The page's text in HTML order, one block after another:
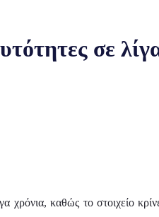
σε
καθώς το στοιχείο